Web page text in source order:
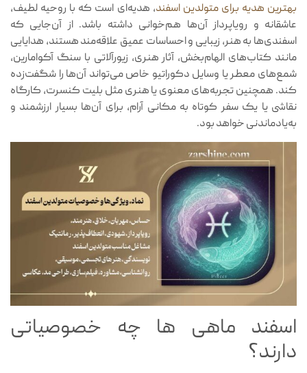
بهترین هدیه برای متولدین اسفند، هدیه‌ای است که با روحیه لطیف،
عاشقانه و رویاپرداز آن‌ها هم‌خوانی داشته باشد. از آن‌جایی که
اسفندی‌ها به هنر، زیبایی و احساسات عمیق علاقه‌مند هستند، هدایایی
مانند کتاب‌های الهام‌بخش، آثار هنری، زیورآلاتی با سنگ آکوامارین،
شمع‌های معطر یا وسایل دکوراتیو خاص می‌تواند آن‌ها را شگفت‌زده
کند. همچنین تجربه‌های معنوی یا هنری مثل بلیت کنسرت، کارگاه
نقاشی یا یک سفر کوتاه به مکانی آرام، برای آن‌ها بسیار ارزشمند و
به‌یادماندنی خواهد بود.
اسفند ماهی ها چه خصوصیاتی
دارند؟